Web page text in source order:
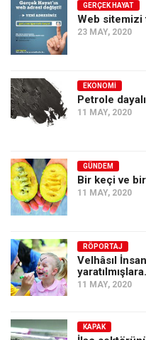
Sağlık
Gıda-Beslenme
Türkiye
Siyaset
Dünya
Asya
Amerika
Avustralya
Tarih
Düşünce
GERÇEK HAYAT
Web sitemizi
23 MAY, 2020
EKONOMI
Petrole
11 MAY, 2020
GÜNDEM
Bir keçi ve
11 MAY, 2020
RÖPORTAJ
Velhâsıl
11 MAY, 2020
KAPAK